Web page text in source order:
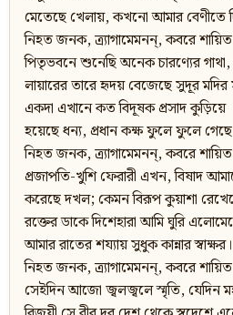
মেতেছে খেলায়, কখনো আমার বেণীতে
নিহত জনক, ত্র্যাগামেমনন্‌, কবরে
পিতৃভবনে শুনেছি অনেক চারণ্যের গাথা,
লায়ারের তারে হৃদয় বেজেছে সুদূর মদির
একদা এখানে কত বিদূষক প্রসাদ কুড়িয়ে
হয়েছে ধন্য, প্রধান কক্ষ ফুলে ফুলে
নিহত জনক, ত্র্যাগামেমনন্‌, কবরে
প্রজাপতি-খুশি ফেরারী এখন, বিষাদ
করেছে দখল; কেমন বিরূপ কুয়াশা
রক্তের ডাকে দিশেহারা আমি ঘুরি
আমার রাতের শয্যায় সুধুক কান্নার স্বাক্ষর।
নিহত জনক, ত্র্যাগামেমনন্‌, কবরে
সেইদিন আজো জ্বলজ্বলে স্মৃতি, যেদিন